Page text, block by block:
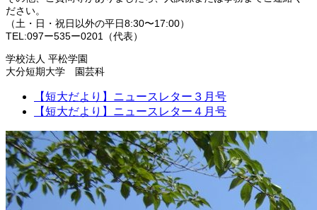
ださい。
（土・日・祝日以外の平日8:30〜17:00）
TEL:097ー535ー0201（代表）
学校法人 平松学園
大分短期大学 園芸科
【短大だより】ニュースレター３月号
【短大だより】ニュースレター４月号